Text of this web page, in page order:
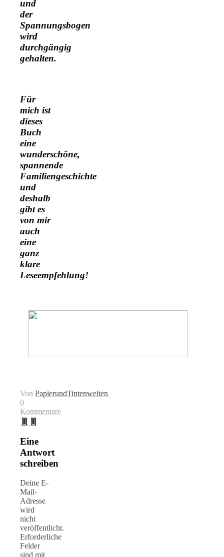
und
der
Spannungsbogen
wird
durchgängig
gehalten.
Für
mich ist
dieses
Buch
eine
wunderschöne,
spannende
Familiengeschichte
und
deshalb
gibt es
von mir
auch
eine
ganz
klare
Leseempfehlung!
Von PapierundTintenwelten
0
Kommentare
Eine
Antwort
schreiben
Deine E-
Mail-
Adresse
wird
nicht
veröffentlicht.
Erforderliche
Felder
sind mit